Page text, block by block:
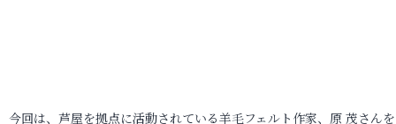
今回は、芦屋を拠点に活動されている羊毛フェルト作家、原 茂さん